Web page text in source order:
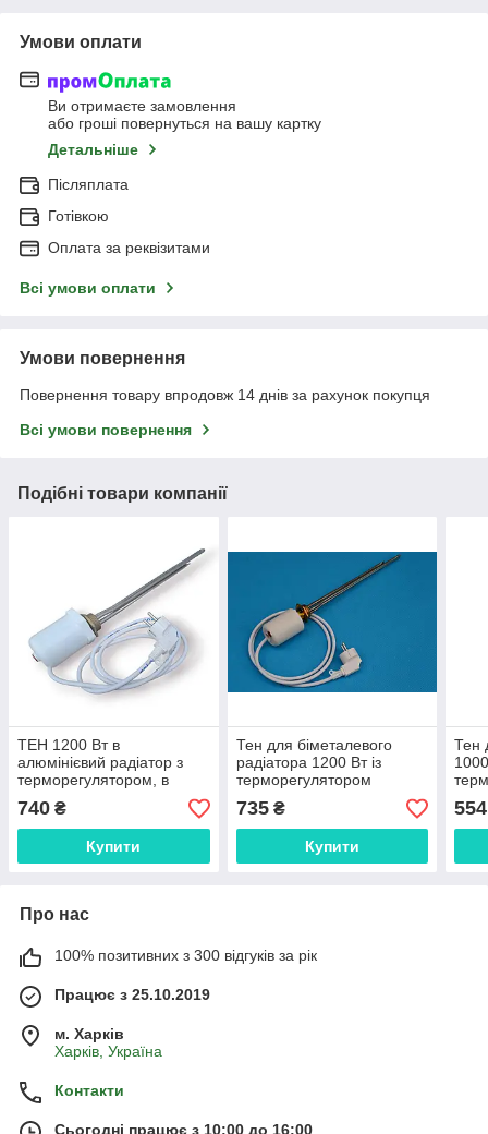
Умови оплати
Ви отримаєте замовлення
або гроші повернуться на вашу картку
Детальніше
Післяплата
Готівкою
Оплата за реквізитами
Всі умови оплати
Умови повернення
Повернення товару впродовж 14 днів за рахунок покупця
Всі умови повернення
Подібні товари компанії
ТЕН 1200 Вт в
алюмінієвий радіатор з
терморегулятором, в
комплекті з проводом тен
для біметалічної батареї
740 ₴
Купити
Тен для біметалевого
радіатора 1200 Вт із
терморегулятором
повним комплектом
735₴
Купити
Тен
554
Про нас
100% позитивних з 300 відгуків за рік
Працює з 25.10.2019
м. Харків
Харків, Україна
Контакти
Сьогодні працює з 10:00 до 16:00